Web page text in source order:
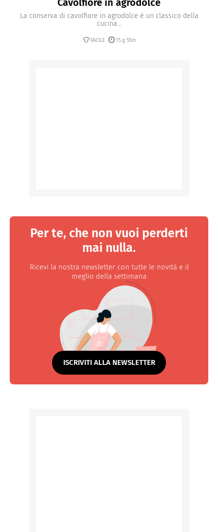
La conserva di cavolfiore in agrodolce è un classico della
cucina...
FACILE 15 g 55m
Per te, che non vuoi perderti
mai nulla.
Ricevi la nostra newsletter con tutte le novità e il
meglio della settimana
ISCRIVITI ALLA NEWSLETTER